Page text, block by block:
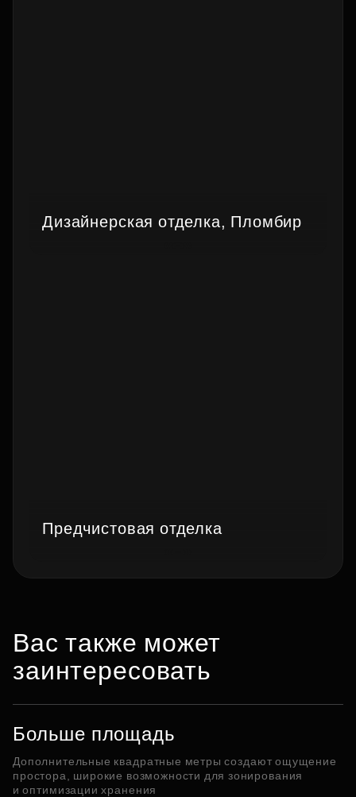
Дизайнерская отделка, Пломбир
Предчистовая отделка
Вас также может
заинтересовать
Больше площадь
Дополнительные квадратные метры создают ощущение
простора, широкие возможности для зонирования
и оптимизации хранения